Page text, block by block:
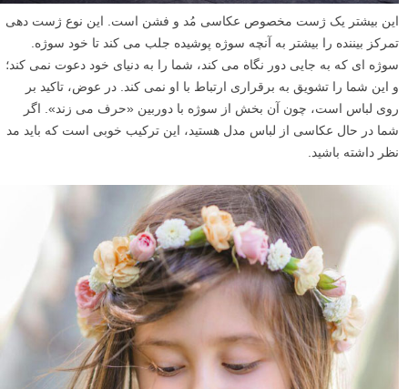
این بیشتر یک ژست مخصوص عکاسی مُد و فشن است. این نوع ژست دهی
تمرکز بیننده را بیشتر به آنچه سوژه پوشیده جلب می کند تا خود سوژه.
سوژه ای که به جایی دور نگاه می کند، شما را به دنیای خود دعوت نمی کند؛
و این شما را تشویق به برقراری ارتباط با او نمی کند. در عوض، تاکید بر
روی لباس است، چون آن بخش از سوژه با دوربین «حرف می زند». اگر
شما در حال عکاسی از لباس مدل هستید، این ترکیب خوبی است که باید مد
نظر داشته باشید.